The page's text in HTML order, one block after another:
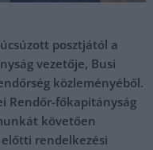
posztjától a
vezetője, Busi
közleményéből.
Rendőr-főkapitányság
követően
rendelkezési